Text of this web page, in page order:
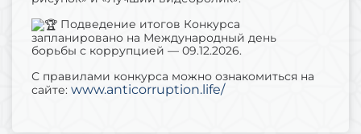
Подведение итогов Конкурса
запланировано на Международный день
борьбы с коррупцией — 09.12.2026.
С правилами конкурса можно ознакомиться на
сайте: www.anticorruption.life/